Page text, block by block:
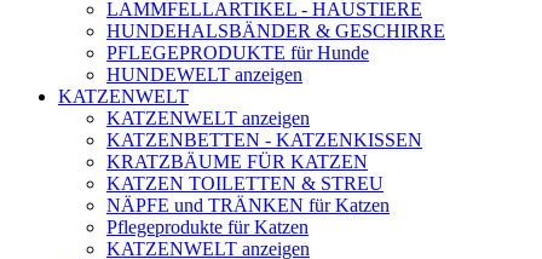
LAMMFELLARTIKEL - HAUSTIERE
HUNDEHALSBÄNDER & GESCHIRRE
PFLEGEPRODUKTE für Hunde
HUNDEWELT anzeigen
KATZENWELT
KATZENWELT anzeigen
KATZENBETTEN - KATZENKISSEN
KRATZBÄUME FÜR KATZEN
KATZEN TOILETTEN & STREU
NÄPFE und TRÄNKEN für Katzen
Pflegeprodukte für Katzen
KATZENWELT anzeigen